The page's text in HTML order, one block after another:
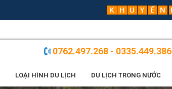
0762.497.268 - 0335.449.386
LOẠI HÌNH DU LỊCH DU LỊCH TRONG NƯỚC